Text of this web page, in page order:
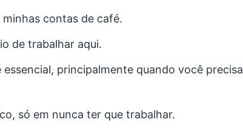
contas de café.
de trabalhar aqui.
essencial, principalmente quando você precisa
só em nunca ter que trabalhar.